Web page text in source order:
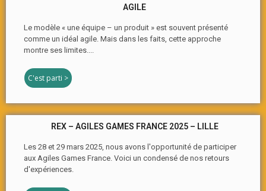
AGILE
Le modèle « une équipe – un produit » est souvent présenté
comme un idéal agile. Mais dans les faits, cette approche
montre ses limites....
C'est parti >
REX – AGILES GAMES FRANCE 2025 – LILLE
Les 28 et 29 mars 2025, nous avons l'opportunité de participer
aux Agiles Games France. Voici un condensé de nos retours
d'expériences.